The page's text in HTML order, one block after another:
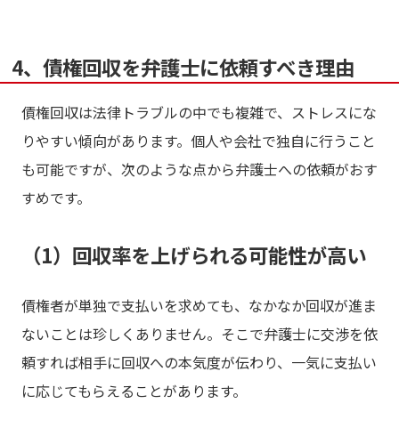
4、債権回収を弁護士に依頼すべき理由
債権回収は法律トラブルの中でも複雑で、ストレスにな
りやすい傾向があります。個人や会社で独自に行うこと
も可能ですが、次のような点から弁護士への依頼がおす
すめです。
（1）回収率を上げられる可能性が高い
債権者が単独で支払いを求めても、なかなか回収が進ま
ないことは珍しくありません。そこで弁護士に交渉を依
頼すれば相手に回収への本気度が伝わり、一気に支払い
に応じてもらえることがあります。